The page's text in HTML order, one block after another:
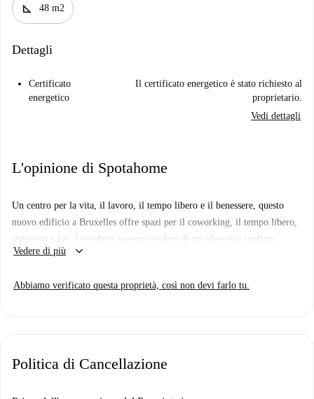
square_foot 48 m2
Dettagli
Certificato
energetico
Il certificato energetico è stato richiesto al
proprietario.
Vedi dettagli
L'opinione di Spotahome
Un centro per la vita, il lavoro, il tempo libero e il benessere, questo
nuovo edificio a Bruxelles offre spazi per il coworking, il tempo libero,
ristoranti e bar. I residenti possono godere di un rilassante rooftop,
perfetto per socializzare con gli altri membri o per trascorrere un po' di
anche di uno splendido giardino, progettato per momenti di tranquillità e
di un'ampia zona giorno e pranzo, perfetta per rilassarsi, guardare un
moderna e un bagno.
Vedere di più keyboard_arrow_down
Abbiamo verificato questa proprietà, così non devi farlo tu.
Politica di Cancellazione